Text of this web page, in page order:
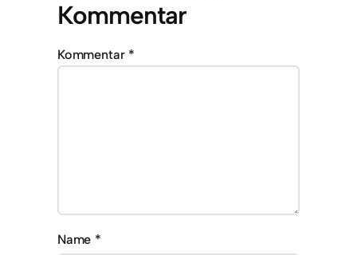
Kommentar
Kommentar *
Name *